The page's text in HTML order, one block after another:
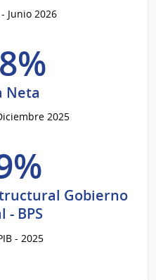
Junio 2026
Neta
2025
Gobierno
- BPS
- 2025